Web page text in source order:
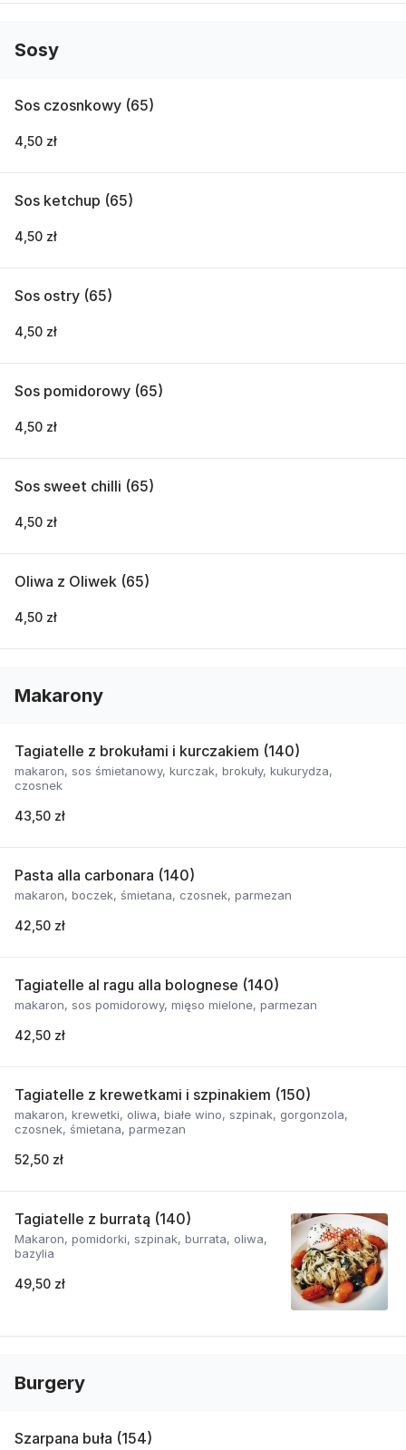
Sosy
Sos czosnkowy (65)
4,50 zł
Sos ketchup (65)
4,50 zł
Sos ostry (65)
4,50 zł
Sos pomidorowy (65)
4,50 zł
Sos sweet chilli (65)
4,50 zł
Oliwa z Oliwek (65)
4,50 zł
Makarony
Tagiatelle z brokułami i kurczakiem (140)
makaron, sos śmietanowy, kurczak, brokuły, kukurydza,
czosnek
43,50 zł
Pasta alla carbonara (140)
makaron, boczek, śmietana, czosnek, parmezan
42,50 zł
Tagiatelle al ragu alla bolognese (140)
makaron, sos pomidorowy, mięso mielone, parmezan
42,50 zł
Tagiatelle z krewetkami i szpinakiem (150)
makaron, krewetki, oliwa, białe wino, szpinak, gorgonzola,
czosnek, śmietana, parmezan
52,50 zł
Tagiatelle z burratą (140)
Makaron, pomidorki, szpinak, burrata, oliwa,
bazylia
49,50 zł
Burgery
Szarpana buła (154)